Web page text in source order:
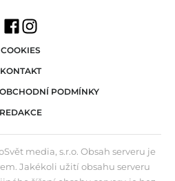
COOKIES
KONTAKT
PODMÍNKY
REDAKCE
media, s.r.o. Obsah serveru je
Jakékoli užití obsahu serveru